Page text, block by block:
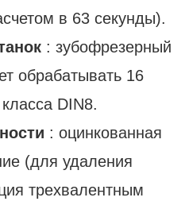
в 63 секунды).
: зубофрезерный
обрабатывать 16
DIN8.
: оцинкованная
(для удаления
трехвалентным